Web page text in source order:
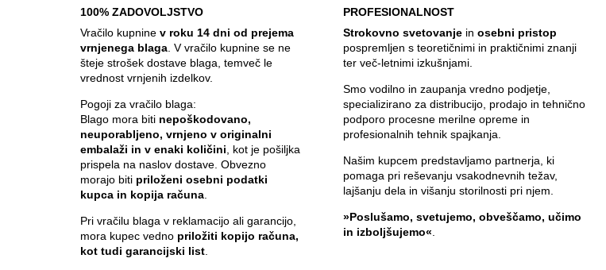
100% ZADOVOLJSTVO
Vračilo kupnine v roku 14 dni od prejema
vrnjenega blaga . V vračilo kupnine se ne
šteje strošek dostave blaga, temveč le
vrednost vrnjenih izdelkov.
Pogoji za vračilo blaga:
Blago mora biti nepoškodovano,
neuporabljeno, vrnjeno v originalni
embalaži in v enaki količini , kot je pošiljka
prispela na naslov dostave. Obvezno
morajo biti priloženi osebni podatki
kupca in kopija računa
Pri vračilu blaga v reklamacijo ali garancijo,
mora kupec vedno priložiti kopijo računa,
kot tudi garancijski list
PROFESIONALNOST
Strokovno svetovanje in osebni pristop
pospremljen s teoretičnimi in praktičnimi znanji
ter več-letnimi izkušnjami.
Smo vodilno in zaupanja vredno podjetje,
specializirano za distribucijo, prodajo in tehnično
podporo procesne merilne opreme in
profesionalnih tehnik spajkanja.
Našim kupcem predstavljamo partnerja, ki
pomaga pri reševanju vsakodnevnih težav,
lajšanju dela in višanju storilnosti pri njem.
»Poslušamo, svetujemo, obveščamo, učimo
in izboljšujemo«